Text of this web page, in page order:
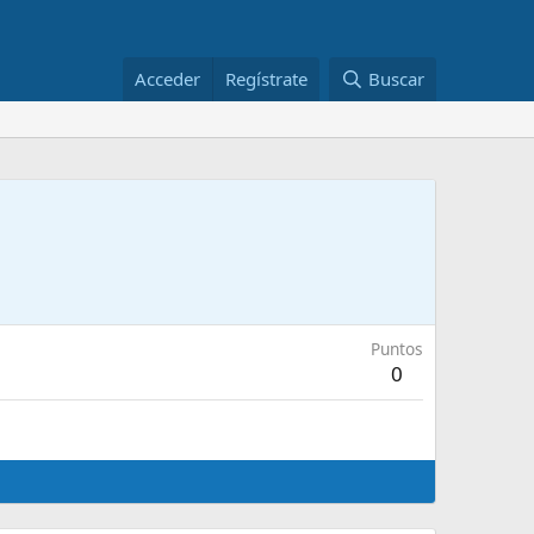
Acceder Regístrate Buscar
Puntos
0